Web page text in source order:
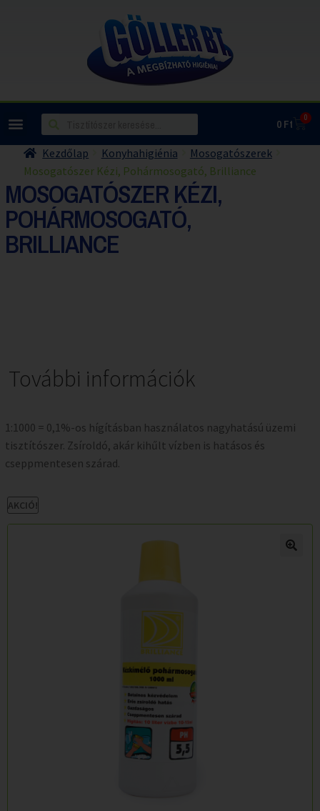
0Ft 0
Kezdőlap Konyhahigiénia
Mosogatószerek
Mosogatószer Kézi, Pohármosogató, Brilliance
MOSOGATÓSZER KÉZI,
POHÁRMOSOGATÓ,
BRILLIANCE
További információk
1:1000 = 0,1%-os hígításban használatos nagyhatású üzemi
tisztítószer. Zsíroldó, akár kihűlt vízben is hatásos és
cseppmentesen szárad.
AKCIÓ!